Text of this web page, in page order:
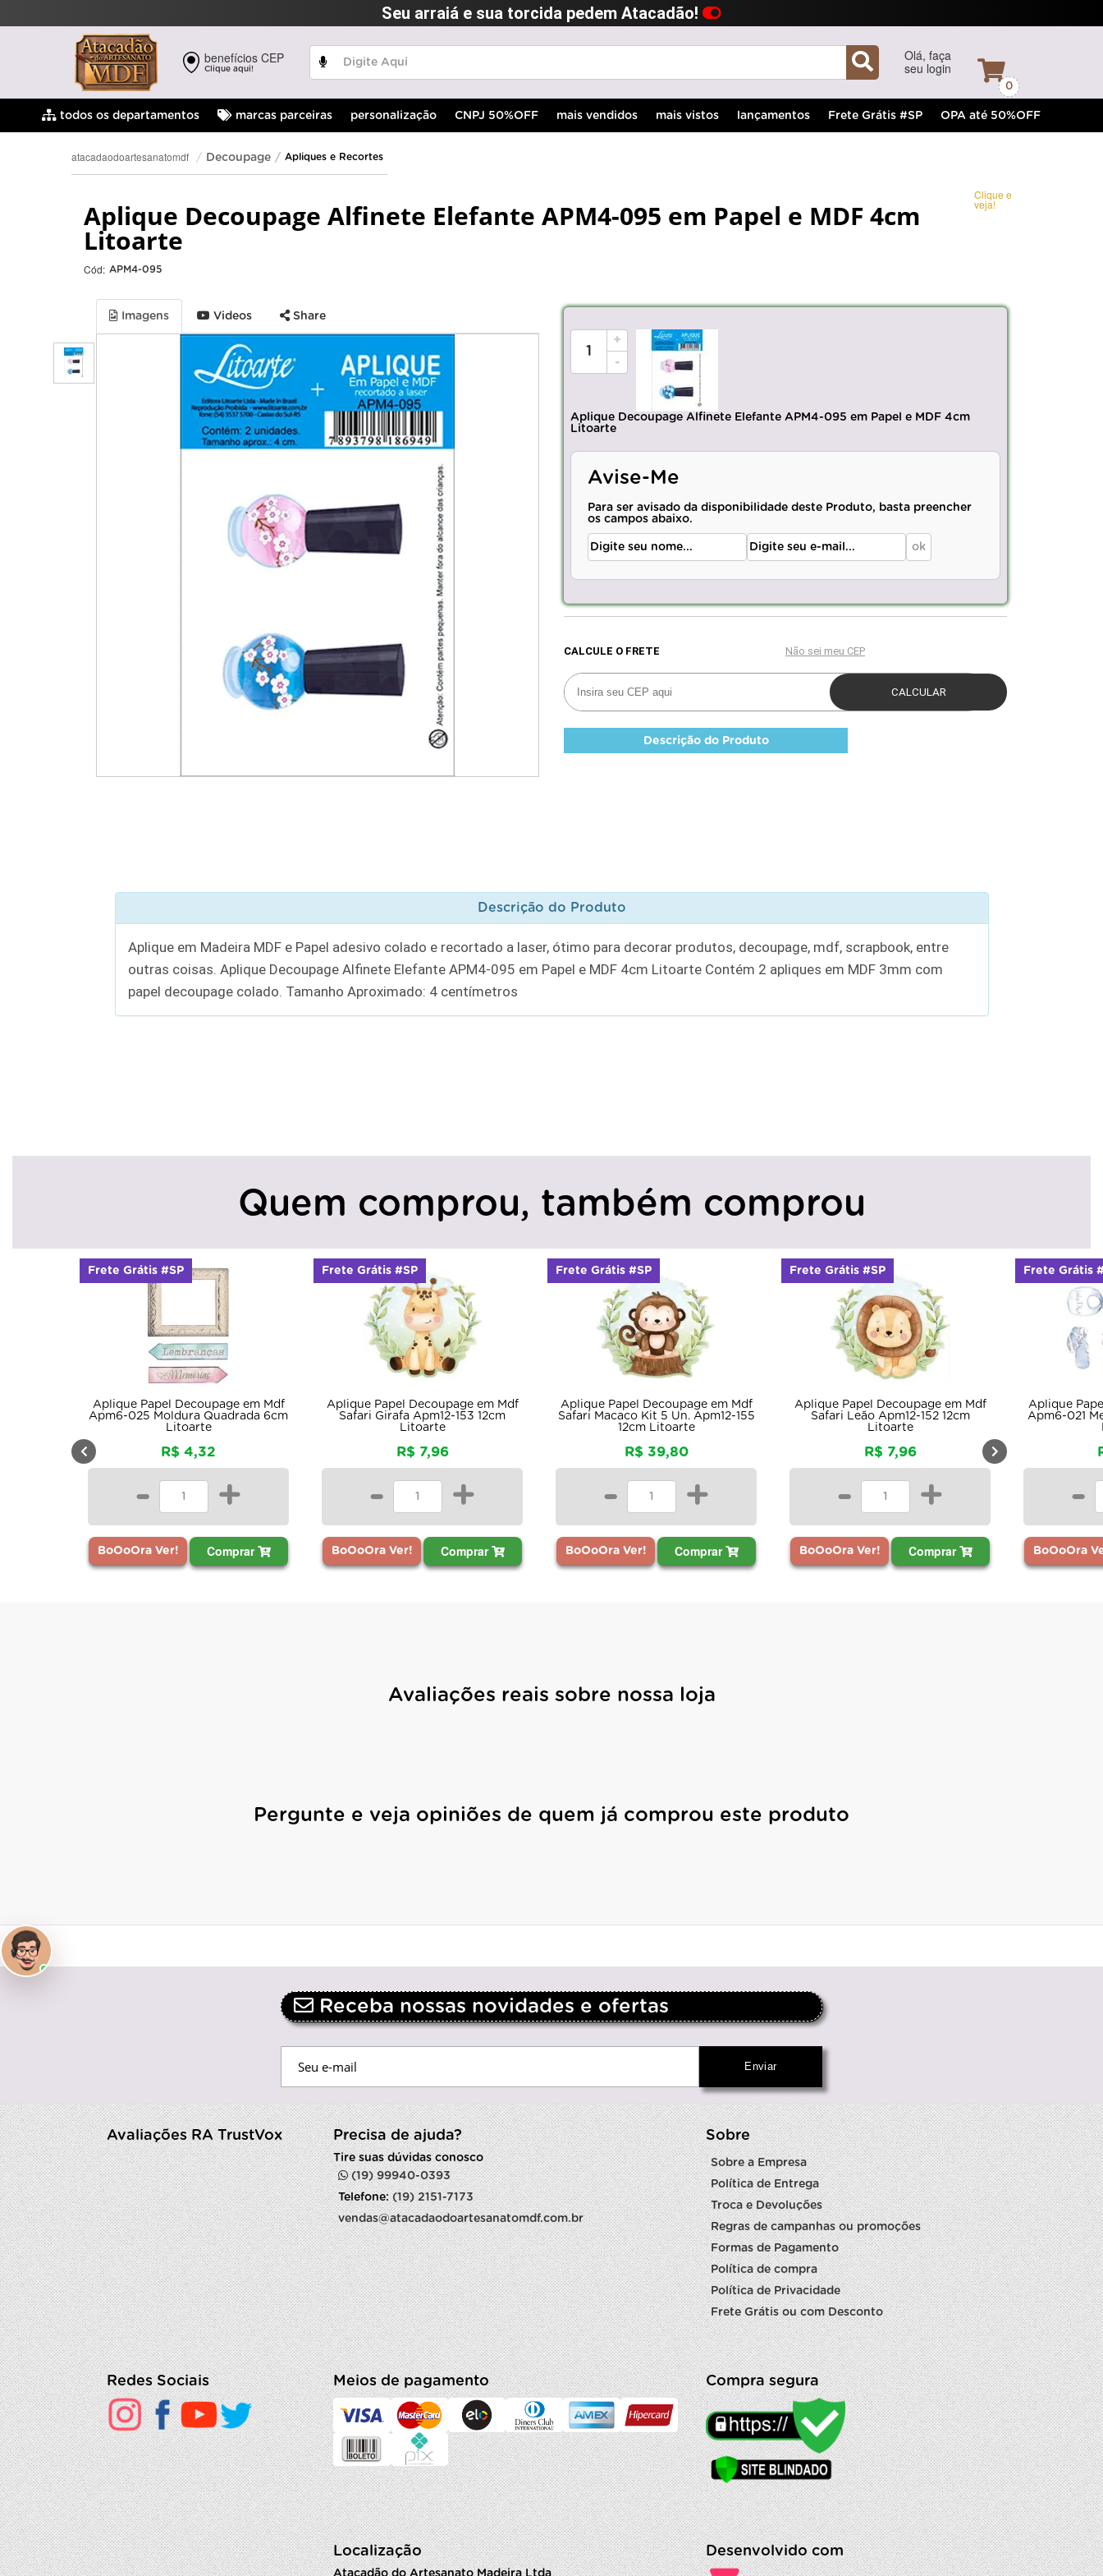
Seu arraiá e sua torcida pedem Atacadão!
benefícios CEP
Clique aqui!
Olá, faça
seu login
0
todos os departamentos marcas parceiras personalização CNPJ 50%OFF mais vendidos mais vistos lançamentos Frete Grátis #SP OPA até 50%OFF
atacadaodoartesanatomdf Decoupage Apliques e Recortes
Aplique Decoupage Alfinete Elefante APM4-095 em Papel e MDF 4cm
Litoarte
Cód: APM4-095
Clique e
veja!
Imagens Videos Share
+
-
Aplique Decoupage Alfinete Elefante APM4-095 em Papel e MDF 4cm
Litoarte
Avise-Me
Para ser avisado da disponibilidade deste Produto, basta preencher
os campos abaixo.
Descrição do Produto
Descrição do Produto
Aplique em Madeira MDF e Papel adesivo colado e recortado a laser, ótimo para decorar produtos, decoupage, mdf, scrapbook, entre
outras coisas. Aplique Decoupage Alfinete Elefante APM4-095 em Papel e MDF 4cm Litoarte Contém 2 apliques em MDF 3mm com
papel decoupage colado. Tamanho Aproximado: 4 centímetros
Quem comprou, também comprou
Aplique Papel Decoupage em Mdf
Apm6-025 Moldura Quadrada 6cm
Litoarte
R$ 4,32
- +
BoOoOra Ver! Comprar
Frete Grátis #SP
Aplique Papel Decoupage em Mdf
Safari Girafa Apm12-153 12cm
Litoarte
R$ 7,96
- +
BoOoOra Ver! Comprar
Frete Grátis #SP
Aplique Papel Decoupage em Mdf
Safari Macaco Kit 5 Un. Apm12-155
12cm Litoarte
R$ 39,80
- +
BoOoOra Ver! Comprar
Frete Grátis #SP
Aplique Papel Decoupage em Mdf
Safari Leão Apm12-152 12cm
Litoarte
R$ 7,96
- +
BoOoOra Ver! Comprar
Frete Grátis #SP
Aplique
Apm6-021
-
BoOoOra
Frete Grátis
Avaliações reais sobre nossa loja
Pergunte e veja opiniões de quem já comprou este produto
Receba nossas novidades e ofertas
Avaliações RA TrustVox Precisa de ajuda?
Tire suas dúvidas conosco
(19) 99940-0393
Telefone:(19) 2151-7173
vendas@atacadaodoartesanatomdf.com.br
Sobre
Sobre a Empresa
Política de Entrega
Troca e Devoluções
Regras de campanhas ou promoções
Formas de Pagamento
Política de compra
Política de Privacidade
Frete Grátis ou com Desconto
Redes Sociais Meios de pagamento Compra segura
Localização
Atacadão do Artesanato Madeira Ltda
Desenvolvido com